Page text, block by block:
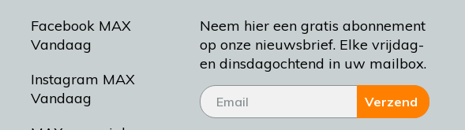
Facebook MAX
Vandaag
Instagram MAX
Vandaag
Neem hier een gratis abonnement
op onze nieuwsbrief. Elke vrijdag-
en dinsdagochtend in uw mailbox.
Verzend